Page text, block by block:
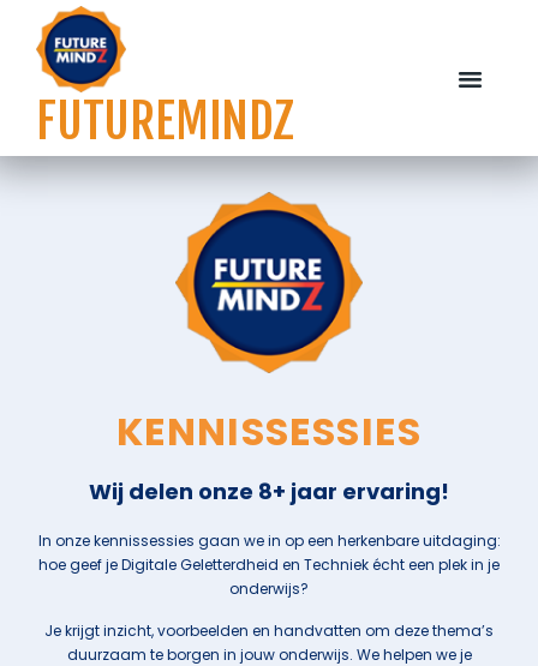
FUTUREMINDZ
KENNISSESSIES
Wij delen onze 8+ jaar ervaring!
In onze kennissessies gaan we in op een herkenbare uitdaging:
hoe geef je Digitale Geletterdheid en Techniek écht een plek in je
onderwijs?
Je krijgt inzicht, voorbeelden en handvatten om deze thema’s
duurzaam te borgen in jouw onderwijs. We helpen we je